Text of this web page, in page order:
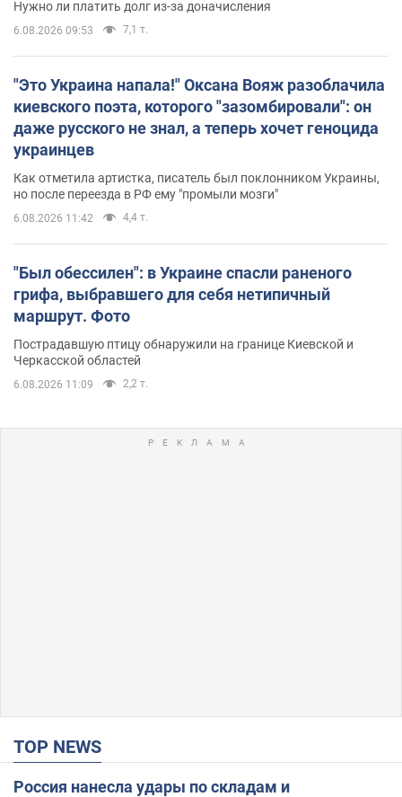
Нужно ли платить долг из-за доначисления
6.08.2026 09:53 7,1 т.
"Это Украина напала!" Оксана Вояж разоблачила
киевского поэта, которого "зазомбировали": он
даже русского не знал, а теперь хочет геноцида
украинцев
Как отметила артистка, писатель был поклонником Украины,
но после переезда в РФ ему "промыли мозги"
6.08.2026 11:42 4,4 т.
"Был обессилен": в Украине спасли раненого
грифа, выбравшего для себя нетипичный
маршрут. Фото
Пострадавшую птицу обнаружили на границе Киевской и
Черкасской областей
6.08.2026 11:09 2,2 т.
TOP NEWS
Россия нанесла удары по складам и